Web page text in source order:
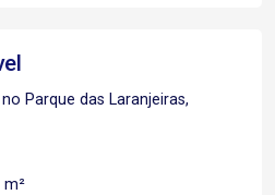
Parque das Laranjeiras,